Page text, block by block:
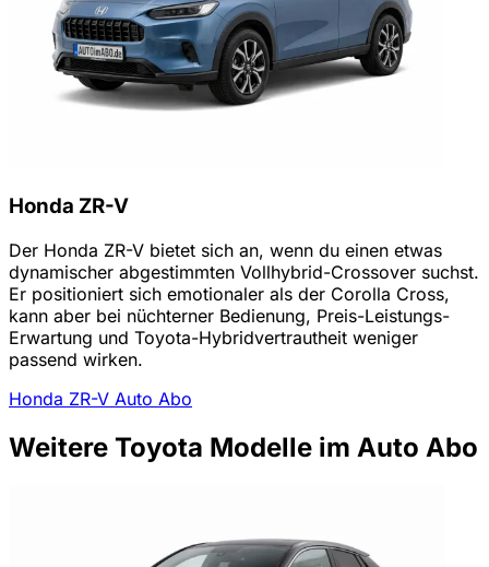
Honda ZR-V
Der Honda ZR-V bietet sich an, wenn du einen etwas
dynamischer abgestimmten Vollhybrid-Crossover suchst.
Er positioniert sich emotionaler als der Corolla Cross,
kann aber bei nüchterner Bedienung, Preis-Leistungs-
Erwartung und Toyota-Hybridvertrautheit weniger
passend wirken.
Honda ZR-V Auto Abo
Weitere Toyota Modelle im Auto Abo